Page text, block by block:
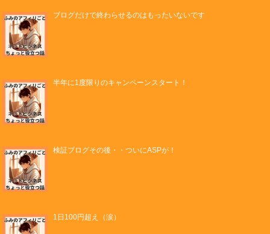
ブログだけで終わらせるのはもったいないです
半年に1度限りのキャンペーンスタート！
検証ブログその後・・ついにASPが！
1日100円超え（涙）